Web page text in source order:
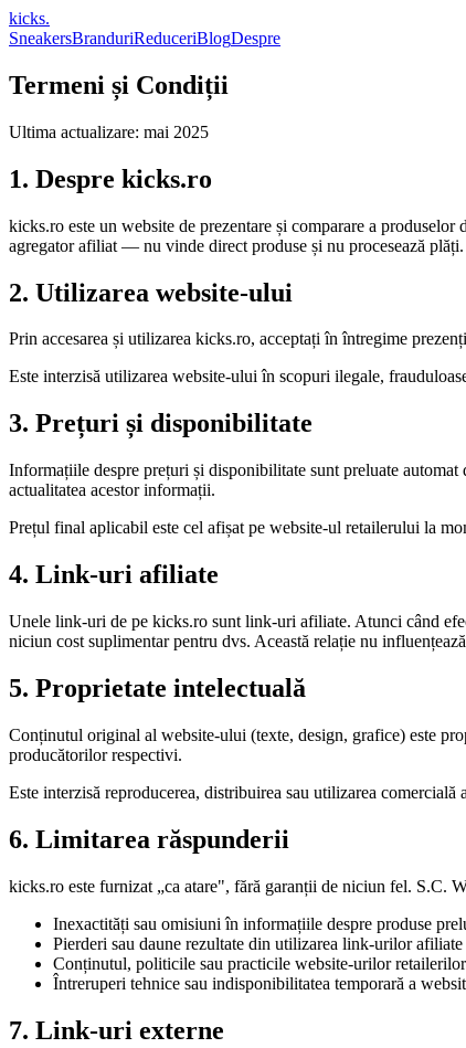
kicks.
SneakersBranduriReduceriBlogDespre
Termeni și Condiții
Ultima actualizare: mai 2025
1. Despre kicks.ro
kicks.ro este un website de prezentare și comparare a
agregator afiliat — nu vinde direct produse și nu procesează
2. Utilizarea website-ului
Prin accesarea și utilizarea kicks.ro, acceptați în întregime
Este interzisă utilizarea website-ului în scopuri ilegale,
3. Prețuri și disponibilitate
Informațiile despre prețuri și disponibilitate sunt preluate automat
actualitatea acestor informații.
Prețul final aplicabil este cel afișat pe website-ul retailerului la
4. Link-uri afiliate
Unele link-uri de pe kicks.ro sunt link-uri afiliate. Atunci când
niciun cost suplimentar pentru dvs. Această relație nu
5. Proprietate intelectuală
Conținutul original al website-ului (texte, design, grafice) este
producătorilor respectivi.
Este interzisă reproducerea, distribuirea sau utilizarea
6. Limitarea răspunderii
kicks.ro este furnizat „ca atare", fără garanții de niciun fel. S.C.
Inexactități sau omisiuni în informațiile despre produse
Pierderi sau daune rezultate din utilizarea link-urilor afiliate
Conținutul, politicile sau practicile website-urilor
Întreruperi tehnice sau indisponibilitatea temporară a
7. Link-uri externe